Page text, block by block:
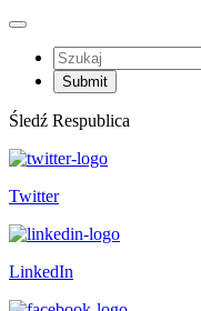
Śledź Respublica
Twitter
LinkedIn